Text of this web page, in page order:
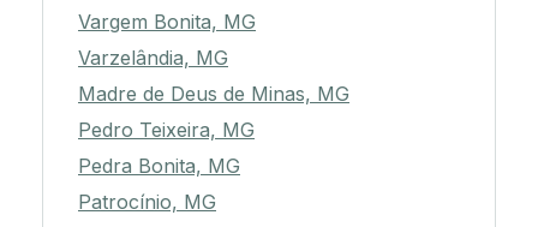
Vargem Bonita, MG
Varzelândia, MG
Madre de Deus de Minas, MG
Pedro Teixeira, MG
Pedra Bonita, MG
Patrocínio, MG